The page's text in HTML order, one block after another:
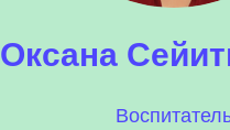
Оксана